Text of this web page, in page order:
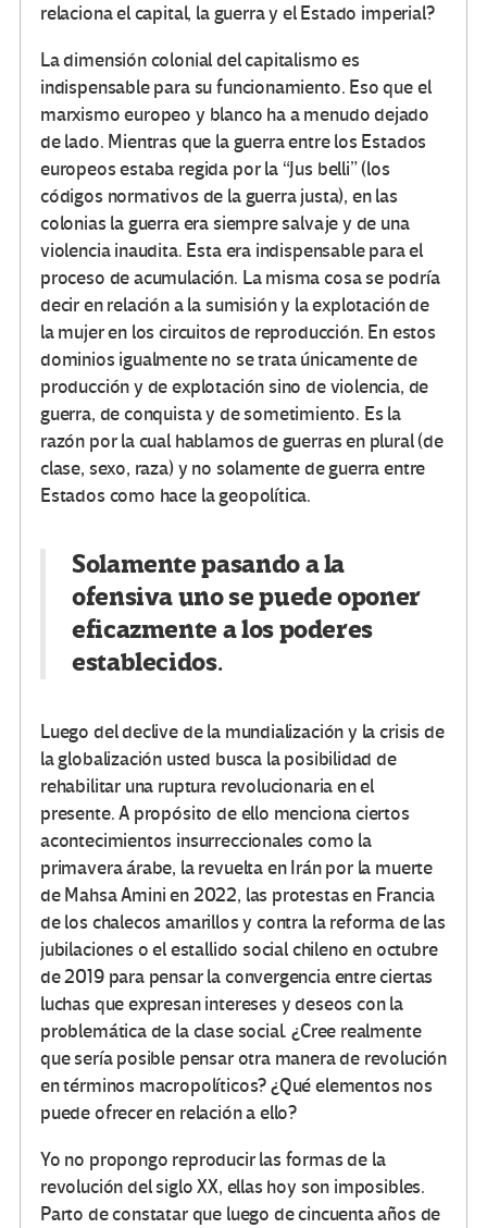
relaciona el capital, la guerra y el Estado imperial?
La dimensión colonial del capitalismo es
indispensable para su funcionamiento. Eso que el
marxismo europeo y blanco ha a menudo dejado
de lado. Mientras que la guerra entre los Estados
europeos estaba regida por la “Jus belli” (los
códigos normativos de la guerra justa), en las
colonias la guerra era siempre salvaje y de una
violencia inaudita. Esta era indispensable para el
proceso de acumulación. La misma cosa se podría
decir en relación a la sumisión y la explotación de
la mujer en los circuitos de reproducción. En estos
dominios igualmente no se trata únicamente de
producción y de explotación sino de violencia, de
guerra, de conquista y de sometimiento. Es la
razón por la cual hablamos de guerras en plural (de
clase, sexo, raza) y no solamente de guerra entre
Estados como hace la geopolítica.
Solamente pasando a la
ofensiva uno se puede oponer
eficazmente a los poderes
establecidos.
Luego del declive de la mundialización y la crisis de
la globalización usted busca la posibilidad de
rehabilitar una ruptura revolucionaria en el
presente. A propósito de ello menciona ciertos
acontecimientos insurreccionales como la
primavera árabe, la revuelta en Irán por la muerte
de Mahsa Amini en 2022, las protestas en Francia
de los chalecos amarillos y contra la reforma de las
jubilaciones o el estallido social chileno en octubre
de 2019 para pensar la convergencia entre ciertas
luchas que expresan intereses y deseos con la
problemática de la clase social. ¿Cree realmente
que sería posible pensar otra manera de revolución
en términos macropolíticos? ¿Qué elementos nos
puede ofrecer en relación a ello?
Yo no propongo reproducir las formas de la
revolución del siglo XX, ellas hoy son imposibles.
Parto de constatar que luego de cincuenta años de